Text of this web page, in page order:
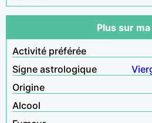
Plus sur
Activité préférée
Signe astrologique
Origine
Alcool